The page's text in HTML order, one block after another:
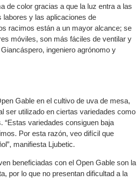
de color gracias a que la luz entra a las
labores y las aplicaciones de
racimos están a un mayor alcance; se
móviles, son más fáciles de ventilar y
ingeniero agrónomo y
Gable en el cultivo de uva de mesa,
ser utilizado en ciertas variedades como
variedades consiguen baja
Por esta razón, veo difícil que
manifiesta Ljubetic.
beneficiadas con el Open Gable son la
por lo que no presentan dificultad a la